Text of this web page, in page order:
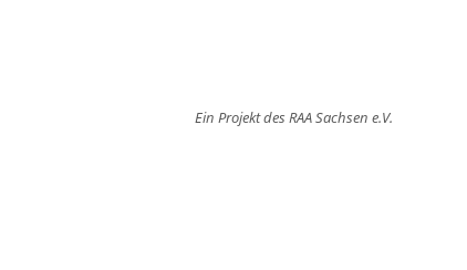
Ein Projekt des RAA Sachsen e.V.